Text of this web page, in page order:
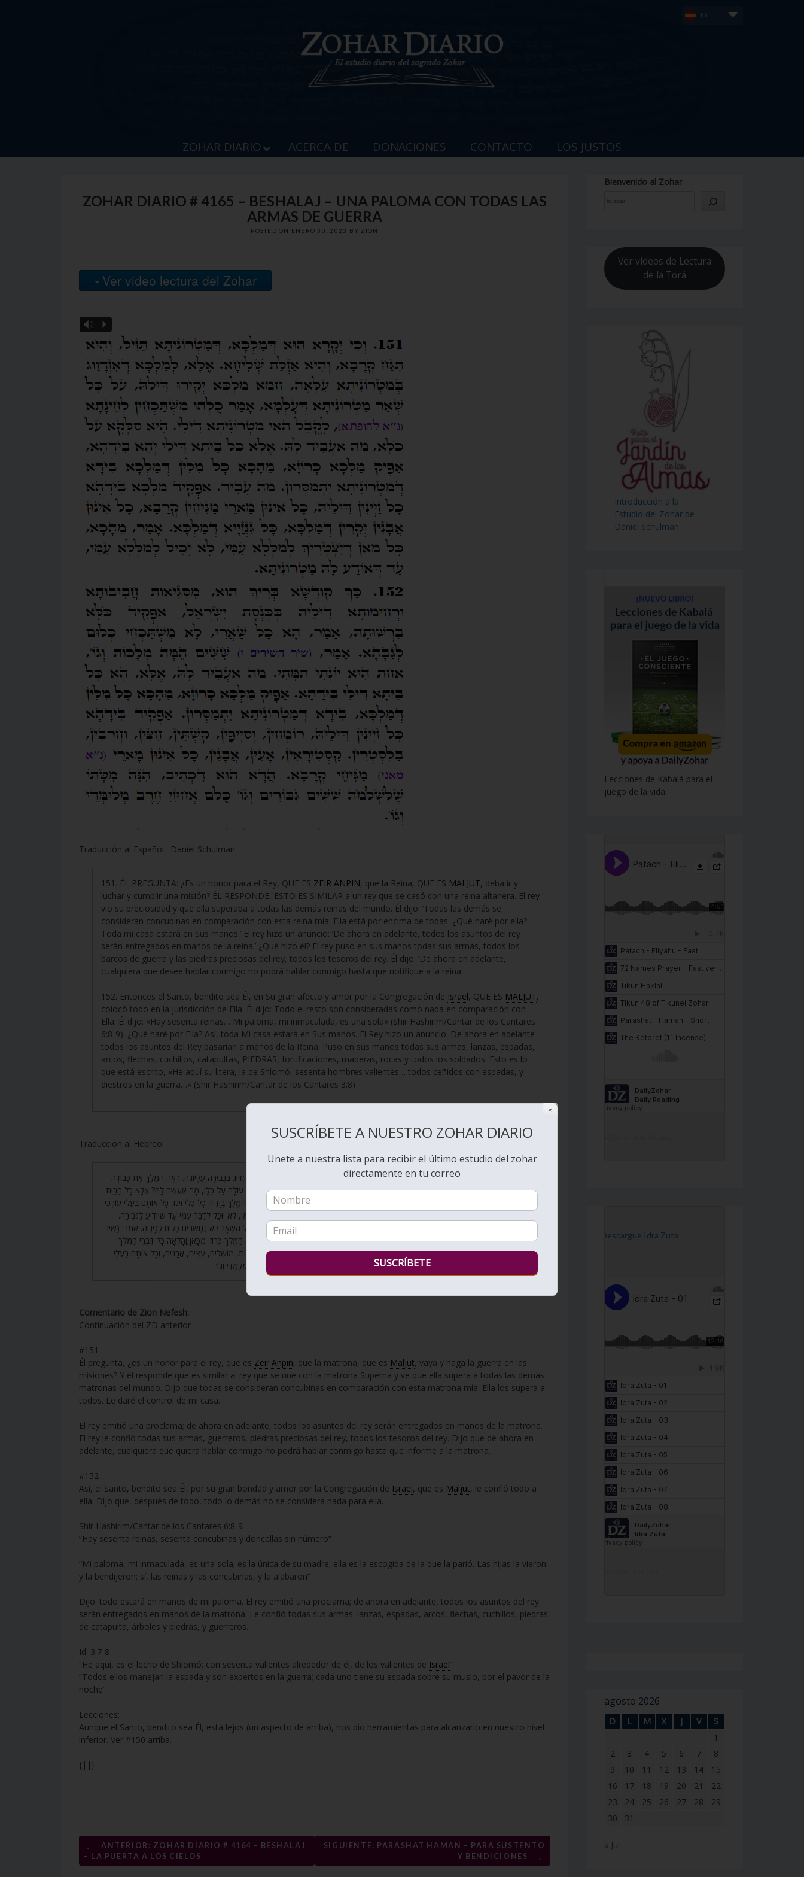
ES
ZOHAR DIARIO ACERCA DE DONACIONES CONTACTO LOS JUSTOS
ZOHAR DIARIO # 4165 – BESHALAJ – UNA PALOMA CON TODAS LAS
ARMAS DE GUERRA
POSTED ON ENERO 30, 2023 BY ZION
Ver video lectura del Zohar
Vm P
Traducción al Español: Daniel Schulman
151. ÉL PREGUNTA: ¿Es un honor para el Rey, QUE ES ZEIR ANPIN, que la Reina, QUE ES MALJUT, deba ir y
luchar y cumplir una misión? ÉL RESPONDE, ESTO ES SIMILAR a un rey que se casó con una reina altanera. El rey
vio su preciosidad y que ella superaba a todas las demás reinas del mundo. Él dijo: ‘Todas las demás se
consideran concubinas en comparación con esta reina mía. Ella está por encima de todas. ¿Qué haré por ella?
Toda mi casa estará en Sus manos.’ El rey hizo un anuncio: ‘De ahora en adelante, todos los asuntos del rey
serán entregados en manos de la reina.’ ¿Qué hizo él? El rey puso en sus manos todas sus armas, todos los
barcos de guerra y las piedras preciosas del rey, todos los tesoros del rey. Él dijo: ‘De ahora en adelante,
cualquiera que desee hablar conmigo no podrá hablar conmigo hasta que notifique a la reina.
152. Entonces el Santo, bendito sea Él, en Su gran afecto y amor por la Congregación de Israel, QUE ES MALJUT,
colocó todo en la jurisdicción de Ella. Él dijo: Todo el resto son consideradas como nada en comparación con
Ella. Él dijo: «Hay sesenta reinas… Mi paloma, mi inmaculada, es una sola» (Shir Hashirim/Cantar de los Cantares
6:8-9). ¿Qué haré por Ella? Así, toda Mi casa estará en Sus manos. El Rey hizo un anuncio. De ahora en adelante
todos los asuntos del Rey pasarían a manos de la Reina. Puso en sus manos todas sus armas, lanzas, espadas,
arcos, flechas, cuchillos, catapultas, PIEDRAS, fortificaciones, maderas, rocas y todos los soldados. Esto es lo
que está escrito, «He aquí su litera, la de Shlomó, sesenta hombres valientes… todos ceñidos con espadas, y
diestros en la guerra…» (Shir Hashirim/Cantar de los Cantares 3:8)
Traducción al Hebreo:
151. וְכִי כְּבוֹד הַמֶּלֶךְ הוּא שֶׁהַגְּבִירָה תֵּלֵךְ, וְהִיא תַּעֲרֹךְ קְרָב, וְהִיא הוֹלֶכֶת כְּשָׁלִיחַ? אֶלָּא לְמֶלֶךְ שֶׁהִזְדַּוֵּג בִּגְבִירָה עֶלְיוֹנָה. רָאָה הַמֶּלֶךְ אֶת כְּבוֹדָהּ
עַל כָּל שְׁאָר גְּבִירוֹת הָעוֹלָם, וְאָמַר: כֻּלָּם נֶחְשָׁבוֹת לְפִילַגְשִׁים (לְחֻפָּה) כְּנֶגֶד הַגְּבִירָה הַזּוֹ שֶׁלִּי, הִיא עוֹלָה עַל כֻּלָּן, מָה אֶעֱשֶׂה לָהּ? אֶלָּא כָּל הַבַּיִת
שֶׁלִּי יִהְיֶה בְּיָדֶיהָ. הוֹצִיא הַמֶּלֶךְ כְּרוּז: מִכָּאן כָּל דִּבְרֵי הַמֶּלֶךְ יִמָּסְרוּ בִּידֵי הַגְּבִירָה. מֶה עָשָׂה? הִפְקִיד הַמֶּלֶךְ בְּיָדֶיהָ כָּל כְּלֵי זֵינוֹ, כָּל אוֹתָם בַּעֲלֵי עוֹרְכֵי
קְרָבוֹת, וְכָל אוֹתָם אֲבָנִים יְקָרוֹת שֶׁל הַמֶּלֶךְ וְכָל גִּנְזֵי הַמֶּלֶךְ. אָמַר: מִכָּאן, כָּל מִי שֶׁיִּצְטָרֵךְ לְדַבֵּר עִמִּי, לֹא יוּכַל לְדַבֵּר עִמִּי עַד שֶׁיּוֹדִיעַ לַגְּבִירָה.
152. כָּךְ הַקָּדוֹשׁ בָּרוּךְ הוּא, מֵרֹב חֲבִיבוּתוֹ וְאַהֲבָתוֹ לִכְנֶסֶת יִשְׂרָאֵל הִפְקִיד הַכֹּל בִּרְשׁוּתָהּ. אָמַר: כָּל הַשְּׁאָר לֹא נֶחְשָׁבִים כְּלוּם לְפָנֶיהָ. אָמַר: (שיר
ו) שִׁשִּׁים הֵמָּה מְלָכוֹת וְגוֹ’, אַחַת הִיא יוֹנָתִי תַמָּתִי. מָה אֶעֱשֶׂה לָהּ? אֶלָּא הֲרֵי כָּל בֵּיתִי בְּיָדֶיהָ. הוֹצִיא הַמֶּלֶךְ כְּרוּז: מִכָּאן וָהָלְאָה כָּל דִּבְרֵי הַמֶּלֶךְ
יִמָּסְרוּ בִּידֵי הַגְּבִירָה. הִפְקִיד בְּיָדֶיהָ כָּל כְּלֵי זֵינוֹ, רְמָחִים, סְיָפִים, קְשָׁתוֹת, חִצִּים וַחֲרָבוֹת, בַּלִּיסְטְרָאוֹת, מוֹשְׁלִים, עֵצִים, אֲבָנִים, וְכָל אוֹתָם בַּעֲלֵי
(כְּלֵי) עֲרִיכַת קְרָב (לוֹחֲמִים). זֶהוּ שֶׁכָּתוּב הִנֵּה מִטָּתוֹ שֶׁלִּשְׁלֹמֹה שִׁשִּׁים גִּבֹּרִים וְגוֹ’, כֻּלָּם אֲחֻזֵי חֶרֶב מְלֻמְּדֵי וְגוֹ’.
Comentario de Zion Nefesh:
Continuación del ZD anterior
#151
Él pregunta, ¿es un honor para el rey, que es Zeir Anpin, que la matrona, que es Maljut, vaya y haga la guerra en las
misiones? Y él responde que es similar al rey que se une con la matrona Superna y ve que ella supera a todas las demás
matronas del mundo. Dijo que todas se consideran concubinas en comparación con esta matrona mía. Ella los supera a
todos. Le daré el control de mi casa.
El rey emitió una proclama; de ahora en adelante, todos los asuntos del rey serán entregados en manos de la matrona.
El rey le confió todas sus armas, guerreros, piedras preciosas del rey, todos los tesoros del rey. Dijo que de ahora en
adelante, cualquiera que quiera hablar conmigo no podrá hablar conmigo hasta que informe a la matrona.
#152
Así, el Santo, bendito sea Él, por su gran bondad y amor por la Congregación de Israel, que es Maljut, le confió todo a
ella. Dijo que, después de todo, todo lo demás no se considera nada para ella.
Shir Hashirim/Cantar de los Cantares 6:8-9
“Hay sesenta reinas, sesenta concubinas y doncellas sin número”
“Mi paloma, mi inmaculada, es una sola; es la única de su madre; ella es la escogida de la que la parió. Las hijas la vieron
y la bendijeron; sí, las reinas y las concubinas, y la alabaron”
Dijo: todo estará en manos de mi paloma. El rey emitió una proclama; de ahora en adelante, todos los asuntos del rey
serán entregados en manos de la matrona. Le confió todas sus armas: lanzas, espadas, arcos, flechas, cuchillos, piedras
de catapulta, árboles y piedras, y guerreros.
Id. 3:7-8
“He aquí, es el lecho de Shlomó; con sesenta valientes alrededor de él, de los valientes de Israel”
“Todos ellos manejan la espada y son expertos en la guerra; cada uno tiene su espada sobre su muslo, por el pavor de la
noche”
Lecciones:
Aunque el Santo, bendito sea Él, está lejos (un aspecto de arriba), nos dio herramientas para alcanzarlo en nuestro nivel
inferior. Ver #150 arriba.
{||}
Navegación
de
←
ANTERIOR: ZOHAR DIARIO # 4164 – BESHALAJ
– LA PUERTA A LOS CIELOS
SIGUIENTE: PARASHAT HAMAN – PARA SUSTENTO
Y BENDICIONES
→
Bienvenido al Zohar
Ver videos de Lectura
de la Torá
Introducción a la
Estudio del Zohar de
Daniel Schulman
Lecciones de Kabalá para el
juego de la vida.
[Descargue Idra Zuta
agosto 2026
D L M X J V
S
1
2
3 4 5 6 7
8
9
10 11 12 13 14
15
16
17 18 19 20 21
22
23
24 25 26 27 28
29
30
31
« Jul
✕
SUSCRÍBETE A NUESTRO ZOHAR DIARIO
Unete a nuestra lista para recibir el último estudio del zohar
directamente en tu correo